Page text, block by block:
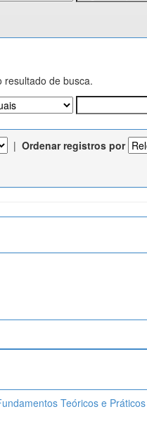
resultado de busca.
| Ordenar registros por
Teóricos e